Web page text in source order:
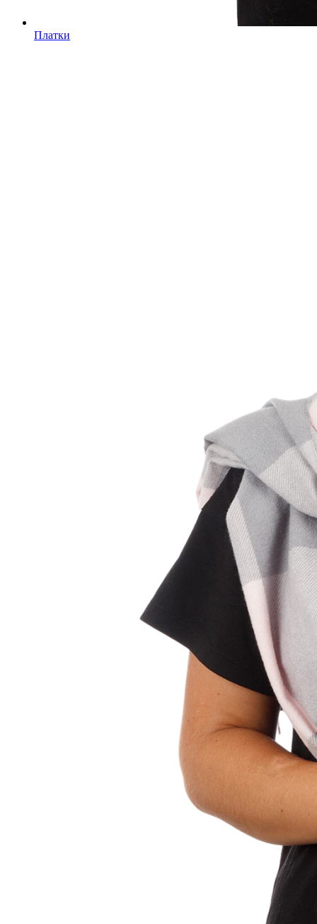
Платки